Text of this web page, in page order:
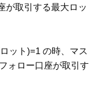
が取引する最大ロッ
ット)=1 の時、マス
ォロー口座が取引す